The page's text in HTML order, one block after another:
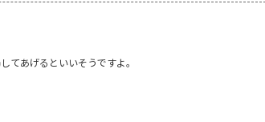
てあげるといいそうですよ。